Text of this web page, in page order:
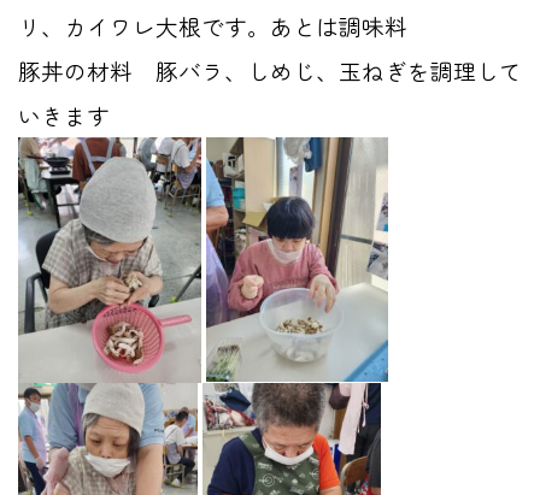
リ、カイワレ大根です。あとは調味料
豚丼の材料 豚バラ、しめじ、玉ねぎを調理して
いきます